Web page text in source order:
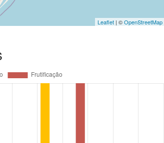
Leaflet| ©OpenStreetMap